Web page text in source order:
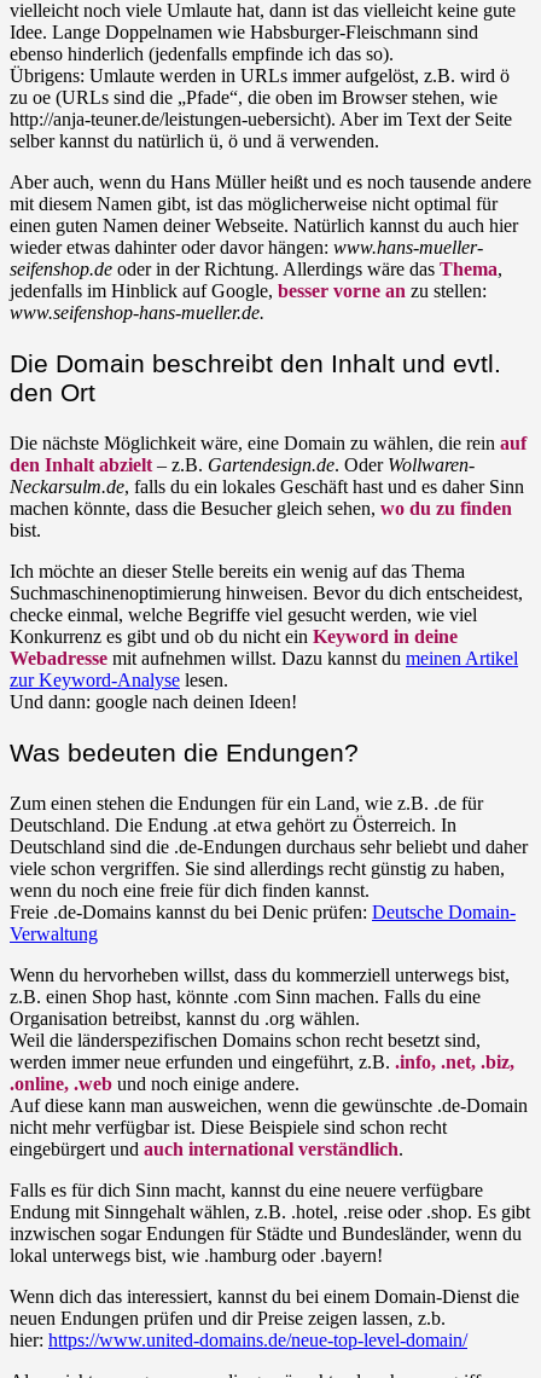
vielleicht noch viele Umlaute hat, dann ist das vielleicht keine gute
Idee. Lange Doppelnamen wie Habsburger-Fleischmann sind
ebenso hinderlich (jedenfalls empfinde ich das so).
Übrigens: Umlaute werden in URLs immer aufgelöst, z.B. wird ö
zu oe (URLs sind die „Pfade“, die oben im Browser stehen, wie
http://anja-teuner.de/leistungen-uebersicht). Aber im Text der Seite
selber kannst du natürlich ü, ö und ä verwenden.
Aber auch, wenn du Hans Müller heißt und es noch tausende andere
mit diesem Namen gibt, ist das möglicherweise nicht optimal für
einen guten Namen deiner Webseite. Natürlich kannst du auch hier
wieder etwas dahinter oder davor hängen: www.hans-mueller-
seifenshop.de oder in der Richtung. Allerdings wäre das Thema,
jedenfalls im Hinblick auf Google, besser vorne an zu stellen:
www.seifenshop-hans-mueller.de.
Die Domain beschreibt den Inhalt und evtl.
den Ort
Die nächste Möglichkeit wäre, eine Domain zu wählen, die rein auf
den Inhalt abzielt – z.B. Gartendesign.de. Oder Wollwaren-
Neckarsulm.de, falls du ein lokales Geschäft hast und es daher Sinn
machen könnte, dass die Besucher gleich sehen, wo du zu finden
bist.
Ich möchte an dieser Stelle bereits ein wenig auf das Thema
Suchmaschinenoptimierung hinweisen. Bevor du dich entscheidest,
checke einmal, welche Begriffe viel gesucht werden, wie viel
Konkurrenz es gibt und ob du nicht ein Keyword in deine
Webadresse mit aufnehmen willst. Dazu kannst du meinen Artikel
zur Keyword-Analyse lesen.
Und dann: google nach deinen Ideen!
Was bedeuten die Endungen?
Zum einen stehen die Endungen für ein Land, wie z.B. .de für
Deutschland. Die Endung .at etwa gehört zu Österreich. In
Deutschland sind die .de-Endungen durchaus sehr beliebt und daher
viele schon vergriffen. Sie sind allerdings recht günstig zu haben,
wenn du noch eine freie für dich finden kannst.
Freie .de-Domains kannst du bei Denic prüfen: Deutsche Domain-
Verwaltung
Wenn du hervorheben willst, dass du kommerziell unterwegs bist,
z.B. einen Shop hast, könnte .com Sinn machen. Falls du eine
Organisation betreibst, kannst du .org wählen.
Weil die länderspezifischen Domains schon recht besetzt sind,
werden immer neue erfunden und eingeführt, z.B. .info, .net, .biz,
.online, .web und noch einige andere.
Auf diese kann man ausweichen, wenn die gewünschte .de-Domain
nicht mehr verfügbar ist. Diese Beispiele sind schon recht
eingebürgert und auch international verständlich.
Falls es für dich Sinn macht, kannst du eine neuere verfügbare
Endung mit Sinngehalt wählen, z.B. .hotel, .reise oder .shop. Es gibt
inzwischen sogar Endungen für Städte und Bundesländer, wenn du
lokal unterwegs bist, wie .hamburg oder .bayern!
Wenn dich das interessiert, kannst du bei einem Domain-Dienst die
neuen Endungen prüfen und dir Preise zeigen lassen, z.b.
hier: https://www.united-domains.de/neue-top-level-domain/